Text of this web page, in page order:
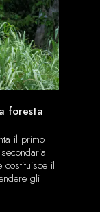
foresta
il primo
costituisce il
gli